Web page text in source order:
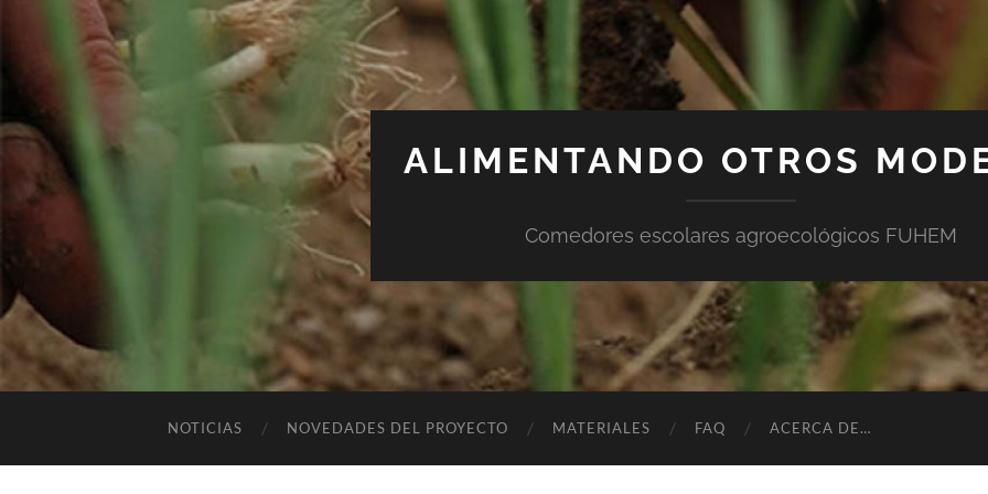
ALIMENTANDO OTROS
Comedores escolares agroecológicos FUHEM
NOTICIAS NOVEDADES DEL PROYECTO MATERIALES FAQ ACERCA DE…